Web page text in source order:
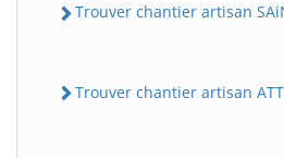
Trouver chantier artisan
Trouver chantier artisan